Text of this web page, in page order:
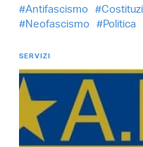
Antifascismo
Neofascismo
Politica
SERVIZI